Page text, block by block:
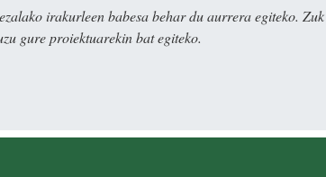
irakurleen babesa behar du aurrera egiteko. Zuk
gure proiektuarekin bat egiteko.